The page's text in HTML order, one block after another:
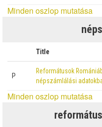
Minden oszlop mutatása
Title
P
Reformátusok
népszámlálási
Minden oszlop mutatása